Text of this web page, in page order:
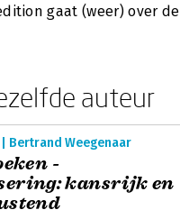
gaat (weer) over de
auteur
Bertrand Weegenaar
-
kansrijk en